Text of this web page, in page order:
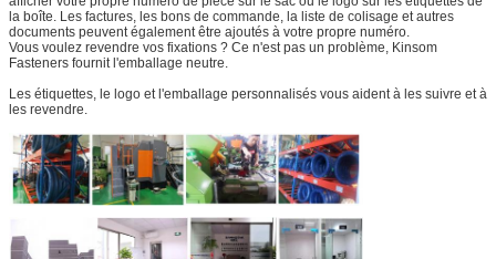
la boîte. Les factures, les bons de commande, la liste de colisage et autres
documents peuvent également être ajoutés à votre propre numéro.
Vous voulez revendre vos fixations ? Ce n'est pas un problème, Kinsom
Fasteners fournit l'emballage neutre.
Les étiquettes, le logo et l'emballage personnalisés vous aident à les suivre et à
les revendre.